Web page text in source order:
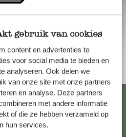
gebruik van cookies
content en advertenties te
voor social media te bieden en
analyseren. Ook delen we
van onze site met onze partners
en analyse. Deze partners
met andere informatie
of die ze hebben verzameld op
hun services.